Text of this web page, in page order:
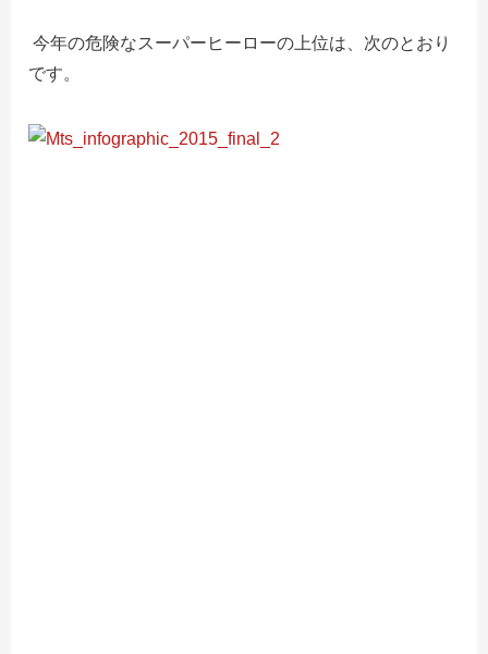
今年の危険なスーパーヒーローの上位は、次のとおり
です。